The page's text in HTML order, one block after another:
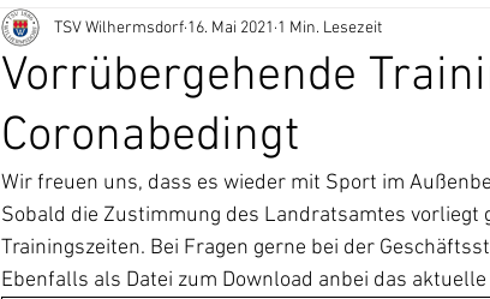
Vorrübergehende
Coronabedingt
TSV Wilhermsdorf 16. Mai 2021 1 Min. Lesezeit
Wir freuen uns, dass es wieder mit Sport im
Sobald die Zustimmung des Landratsamtes vorliegt
Trainingszeiten. Bei Fragen gerne bei der
Ebenfalls als Datei zum Download anbei das